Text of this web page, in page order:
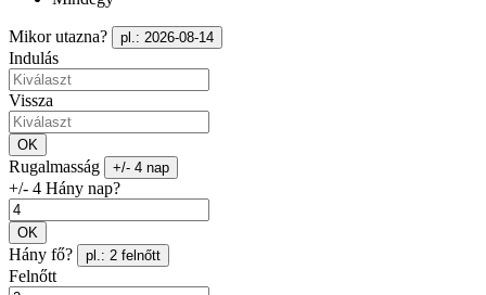
Mikor utazna? pl.: 2026-08-14
Indulás
Vissza
OK
Rugalmasság +/- 4 nap
+/- 4 Hány nap?
OK
Hány fő? pl.: 2 felnőtt
Felnőtt